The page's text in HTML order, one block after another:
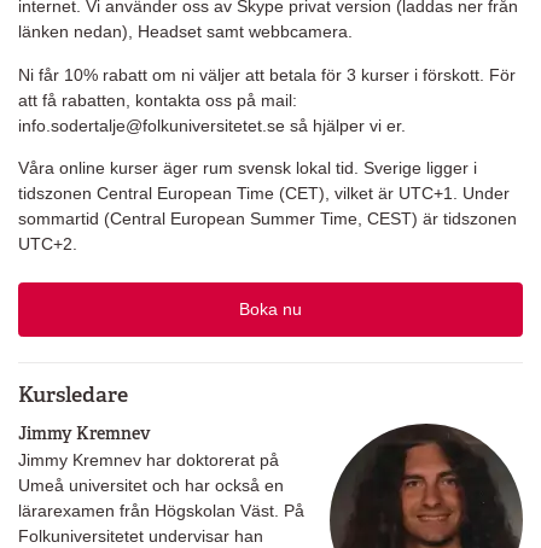
internet. Vi använder oss av Skype privat version (laddas ner från
länken nedan), Headset samt webbcamera.
Ni får 10% rabatt om ni väljer att betala för 3 kurser i förskott. För
att få rabatten, kontakta oss på mail:
info.sodertalje@folkuniversitetet.se så hjälper vi er.
Våra online kurser äger rum svensk lokal tid. Sverige ligger i
tidszonen Central European Time (CET), vilket är UTC+1. Under
sommartid (Central European Summer Time, CEST) är tidszonen
UTC+2.
Boka nu
Kursledare
Jimmy Kremnev
Jimmy Kremnev har doktorerat på
Umeå universitet och har också en
lärarexamen från Högskolan Väst. På
Folkuniversitetet undervisar han